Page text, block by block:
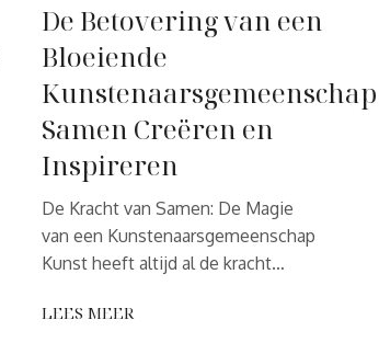
De Betovering van een
Bloeiende
Samen Creëren en
Inspireren
De Kracht van Samen: De Magie
van een Kunstenaarsgemeenschap
Kunst heeft altijd al de kracht…
LEES MEER